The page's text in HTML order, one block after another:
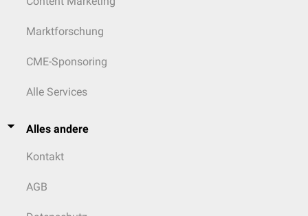
Marktforschung
CME-Sponsoring
Alle Services
Alles andere
Kontakt
AGB